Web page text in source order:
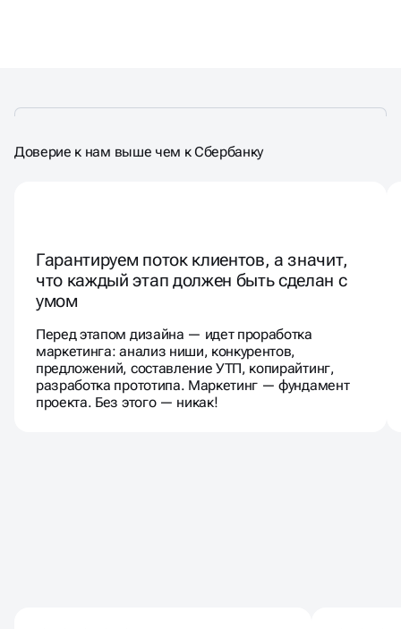
Доверие к нам выше чем к Сбербанку
Гарантируем поток клиентов, а значит,
что каждый этап должен быть сделан с
умом
Перед этапом дизайна — идет проработка
маркетинга: анализ ниши, конкурентов,
предложений, составление УТП, копирайтинг,
разработка прототипа. Маркетинг — фундамент
проекта. Без этого — никак!